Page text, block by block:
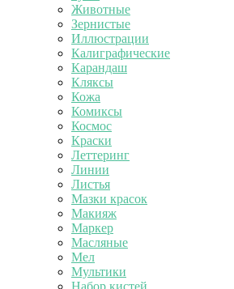
Животные
Зернистые
Иллюстрации
Калиграфические
Карандаш
Кляксы
Кожа
Комиксы
Космос
Краски
Леттеринг
Линии
Листья
Мазки красок
Макияж
Маркер
Масляные
Мел
Мультики
Набор кистей